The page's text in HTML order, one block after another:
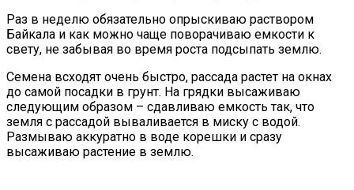
Раз в неделю обязательно опрыскиваю раствором
Байкала и как можно чаще поворачиваю емкости к
свету, не забывая во время роста подсыпать землю.
Семена всходят очень быстро, рассада растет на окнах
до самой посадки в грунт. На грядки высаживаю
следующим образом – сдавливаю емкость так, что
земля с рассадой вываливается в миску с водой.
Размываю аккуратно в воде корешки и сразу
высаживаю растение в землю.